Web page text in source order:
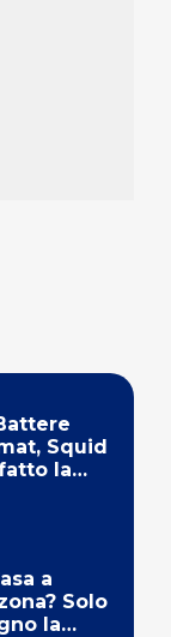
Squid
la
a
Solo
la